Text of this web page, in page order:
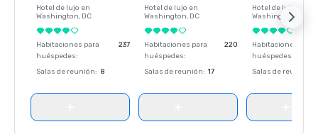
Hotel de lujo en
Washington, DC
Habitaciones para
huéspedes:
237
Salas de reunión: 8
Hotel de lujo en
Washington, DC
Habitaciones para
huéspedes:
220
Salas de reunión: 17
Hotel de lujo en
Washington
Habitaciones para
huéspedes
Salas de reunión